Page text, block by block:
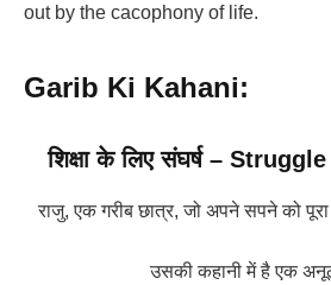
out by the cacophony of life.
Garib Ki Kahani:
शिक्षा के लिए संघर्ष –
राजु, एक गरीब छात्र, जो अपने सपने को
उसकी कहानी में है एक